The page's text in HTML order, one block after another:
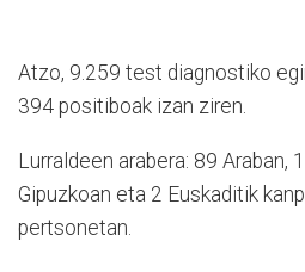
Atzo, 9.259 test diagnostiko
394 positiboak izan ziren.
Lurraldeen arabera: 89 Araban,
Gipuzkoan eta 2 Euskaditik
pertsonetan.